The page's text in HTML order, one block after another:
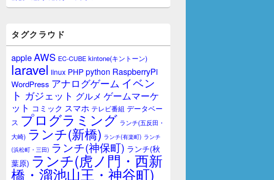
イ
ー
ジ
ッ
ト
タグクラウド
appleAWS EC-CUBE kintone(キントーン)
laravel linux PHPpython RaspberryPi
WordPress アナログゲーム イベン
ト ガジェット グルメ ゲームマーケ
ット コミック スマホ テレビ番組 データベー
ス プログラミング ランチ(五反田・
大崎) ランチ(新橋) ランチ(有楽町) ランチ
(浜松町・三田) ランチ(神保町) ランチ(秋
葉原) ランチ(虎ノ門・西新
橋・溜池山王・神谷町)